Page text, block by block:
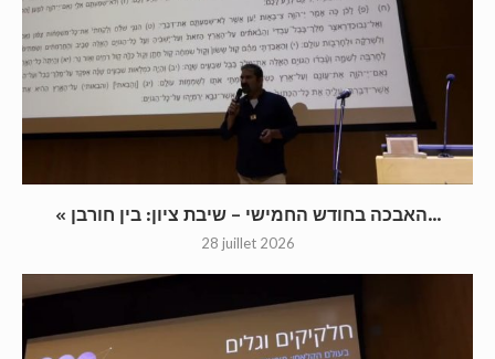
« האבכה בחודש החמישי – שיבת ציון: בין חורבן...
28 juillet 2026